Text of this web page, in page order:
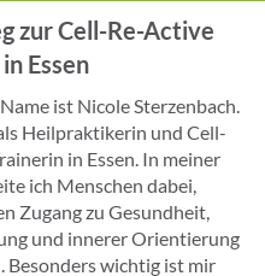
zur Cell-Re-Active
Essen
ist Nicole Sterzenbach.
Heilpraktikerin und Cell-
in Essen. In meiner
ich Menschen dabei,
Zugang zu Gesundheit,
und innerer Orientierung
Besonders wichtig ist mir